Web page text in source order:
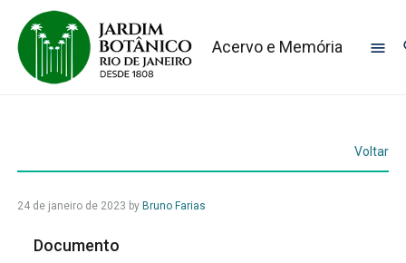
Acervo e Memória
Voltar
24 de janeiro de 2023 by Bruno Farias
Documento